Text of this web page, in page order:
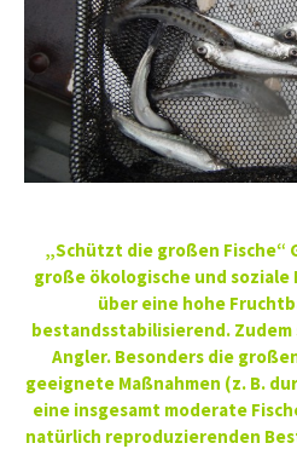
„Schützt die großen Fische“
große ökologische und
über eine hohe
bestandsstabilisierend.
Angler. Besonders die
geeignete Maßnahmen (z. B.
eine insgesamt moderate
natürlich reproduzierenden